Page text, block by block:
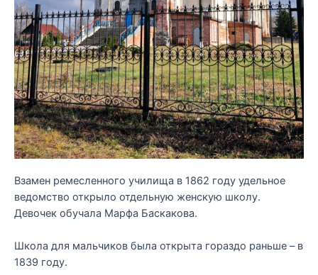
Взамен ремесленного училища в 1862 году удельное
ведомство открыло отдельную женскую школу.
Девочек обучала Марфа Баскакова.
Школа для мальчиков была открыта гораздо раньше – в
1839 году.